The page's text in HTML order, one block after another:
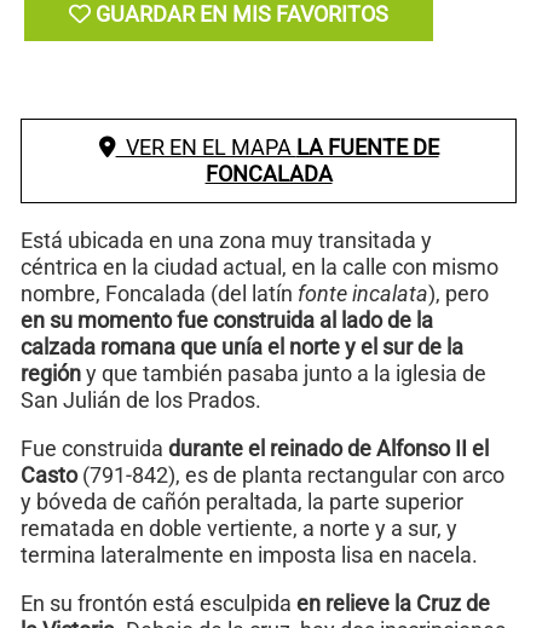
GUARDAR EN MIS FAVORITOS
VER EN EL MAPA LA FUENTE DE
FONCALADA
Está ubicada en una zona muy transitada y
céntrica en la ciudad actual, en la calle con mismo
nombre, Foncalada (del latín fonte incalata), pero
en su momento fue construida al lado de la
calzada romana que unía el norte y el sur de la
regióny que también pasaba junto a la iglesia de
San Julián de los Prados.
Fue construida durante el reinado de Alfonso II el
Casto(791-842), es de planta rectangular con arco
y bóveda de cañón peraltada, la parte superior
rematada en doble vertiente, a norte y a sur, y
termina lateralmente en imposta lisa en nacela.
En su frontón está esculpida en relieve la Cruz de